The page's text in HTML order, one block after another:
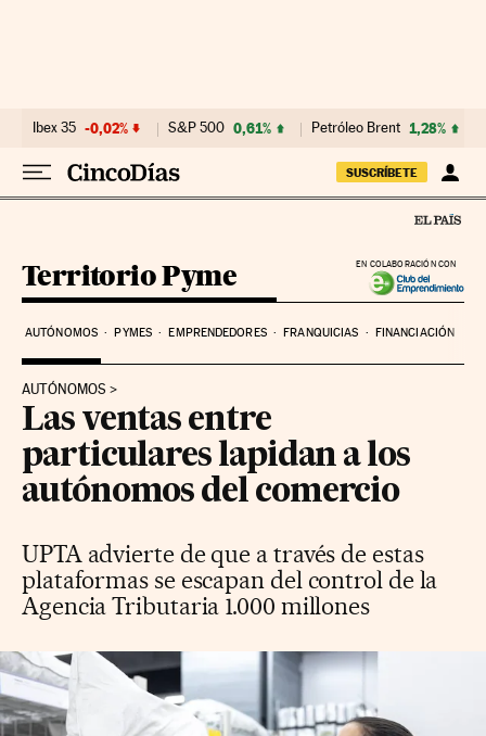
Ibex 35 -0,02% S&P 500 0,61% Petróleo Brent 1,28%
SUSCRÍBETE
EN COLABORACIÓN CON
Territorio Pyme
AUTÓNOMOS PYMES EMPRENDEDORES FRANQUICIAS FINANCIACIÓN
AUTÓNOMOS
Las ventas entre
particulares lapidan a los
autónomos del comercio
UPTA advierte de que a través de estas
plataformas se escapan del control de la
Agencia Tributaria 1.000 millones